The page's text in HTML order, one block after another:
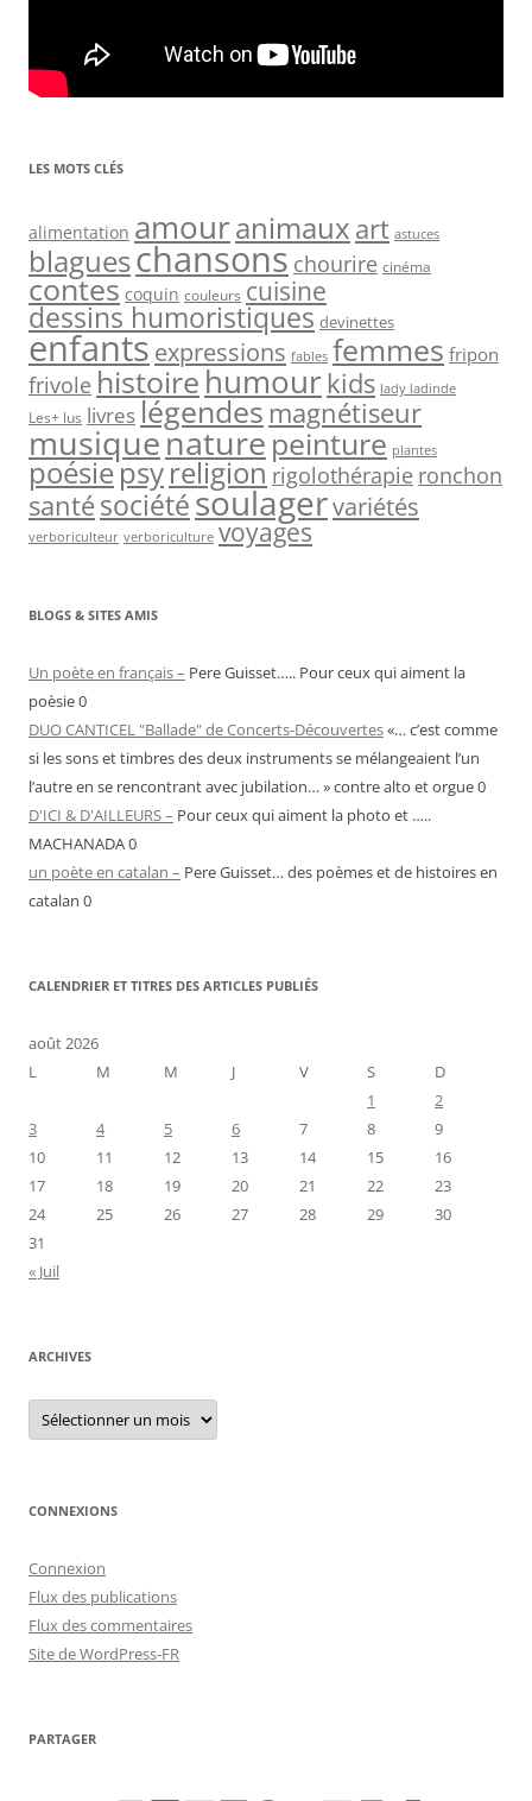
LES MOTS CLÉS
alimentation amouranimaux art astuces
blagueschansons chourire cinéma
contes coquin couleurs cuisine
dessins humoristiques devinettes
enfantsexpressions fables femmes fripon
frivole histoire humour kids lady ladinde
Les+ lus livreslégendes magnétiseur
musiquenature peinture plantes
poésiepsyreligion rigolothérapie ronchon
santésociétésoulagervariétés
verboriculteur verboriculture voyages
BLOGS & SITES AMIS
Un poète en français – Pere Guisset….. Pour ceux qui aiment la
poèsie 0
DUO CANTICEL "Ballade" de Concerts-Découvertes«… c’est comme
si les sons et timbres des deux instruments se mélangeaient l’un
l’autre en se rencontrant avec jubilation… » contre alto et orgue 0
D'ICI & D'AILLEURS – Pour ceux qui aiment la photo et …..
MACHANADA 0
un poète en catalan – Pere Guisset… des poèmes et de histoires en
catalan 0
CALENDRIER ET TITRES DES ARTICLES PUBLIÉS
août 2026
L
M M J V S
D
1
2
3
4 5 6 7 8
9
10
11 12 13 14 15
16
17
18 19 20 21 22
23
24
25 26 27 28 29
30
31
« Juil
ARCHIVES
Archives
CONNEXIONS
Connexion
Flux des publications
Flux des commentaires
Site de WordPress-FR
PARTAGER